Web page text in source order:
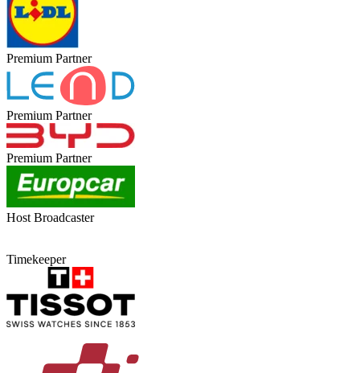
Premium Partner
Premium Partner
Premium Partner
Host Broadcaster
Timekeeper